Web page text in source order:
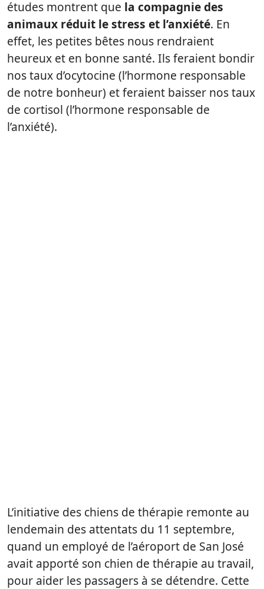
études montrent que la compagnie des
animaux réduit le stress et l’anxiété. En
effet, les petites bêtes nous rendraient
heureux et en bonne santé. Ils feraient bondir
nos taux d’ocytocine (l’hormone responsable
de notre bonheur) et feraient baisser nos taux
de cortisol (l’hormone responsable de
l’anxiété).
L’initiative des chiens de thérapie remonte au
lendemain des attentats du 11 septembre,
quand un employé de l’aéroport de San José
avait apporté son chien de thérapie au travail,
pour aider les passagers à se détendre. Cette